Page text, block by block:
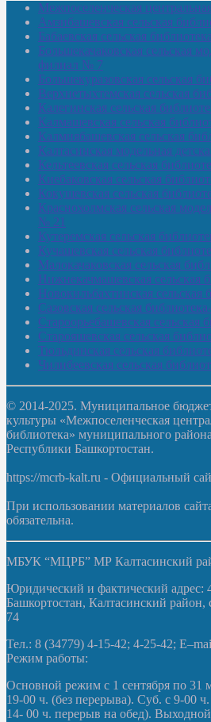
Межпоселенческая
Амзибашевская сельская
Бабаевская сельская
Большекачаковская сельская
филиал № 7
Большекуразовская сельская
Верхнетыхтемская сельская
Калегинская сельская
Калмашевская сельская
Калмиябашевская сельская
Калтасинская модельная
Кельтеевская сельская
Киебаковская сельская
Кокушевская сельская
Краснохолмская сельская
№ 21
Кутеремская сельская
Кучашевская сельская
Малокачаковская сельская
Нижнекачмашевская сельская
Новокильбахтинская
Сазовская сельская
Староорьебашевская
Старояшевская сельская
Тюльдинская сельская
Чилибеевская сельская
© 2014-2025. Муниципальное
культуры «Межпоселенческая
библиотека» муниципального
Республики Башкортостан.
https://mcrb-kalt.ru - Официальный
При использовании материалов
обязательна.
МБУК “МЦРБ” МР Калтасинский
Юридический и фактический адрес:
Башкортостан, Калтасинский
74
Тел.: 8 (34779) 4-15-42; 4-25-42;
Режим работы:
Основной режим с 1 сентября по 31
19-00 ч. (без перерыва). Суб. с 9-00
14- 00 ч. перерыв на обед). Выходной